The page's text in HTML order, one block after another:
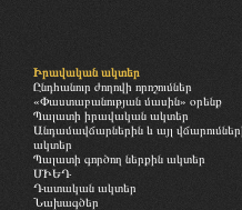
Իրավական ակտեր
Ընդհանուր ժողովի որոշումներ
«Փաստաբանության մասին» օրենք
Պալատի իրավական ակտեր
Անդամավճարներին և այլ
ակտեր
Պալատի գործող ներքին ակտեր
ՄԻԵԴ
Դատական ակտեր
Նախագծեր